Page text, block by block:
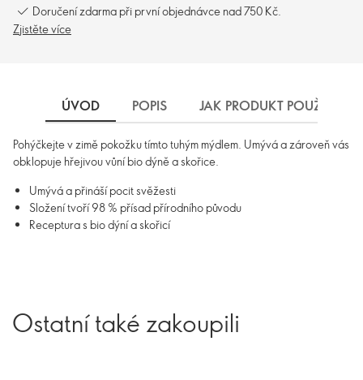
Doručení zdarma při první objednávce nad 750 Kč.
Zjistěte více
ÚVOD POPIS JAK PRODUKT POUŽÍVAT
Pohýčkejte v zimě pokožku tímto tuhým mýdlem. Umývá a zároveň vás
obklopuje hřejivou vůní bio dýně a skořice.
Umývá a přináší pocit svěžesti
Složení tvoří 98 % přísad přírodního původu
Receptura s bio dýní a skořicí
Ostatní také zakoupili